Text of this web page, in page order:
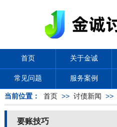
首页 关于金诚
常见问题 服务案例
当前位置： 首页 >> 讨债新闻 >>
要账技巧